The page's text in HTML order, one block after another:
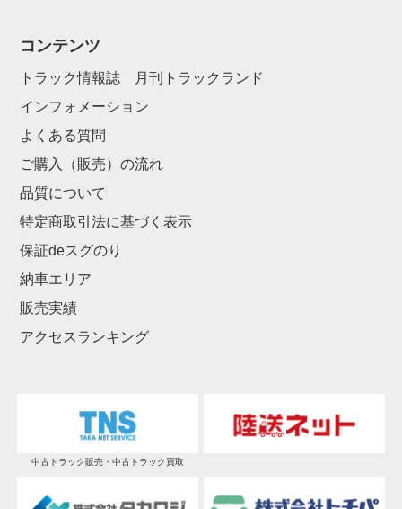
コンテンツ
トラック情報誌 月刊トラックランド
インフォメーション
よくある質問
ご購入（販売）の流れ
品質について
特定商取引法に基づく表示
保証deスグのり
納車エリア
販売実績
アクセスランキング
中古トラック販売・中古トラック買取